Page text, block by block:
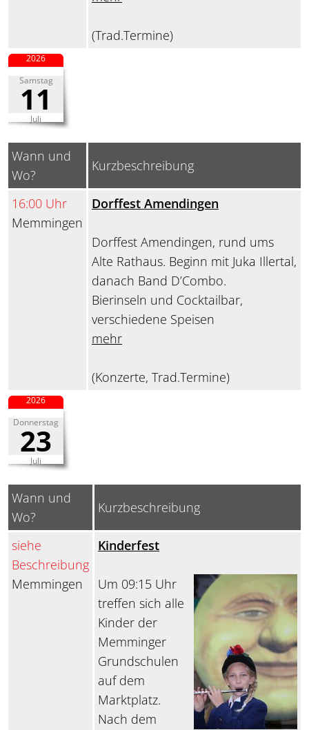
(Trad.Termine)
Samstag
11
Juli
2026
Wann und
Wo?
Kurzbeschreibung
16:00 Uhr
Memmingen
Dorffest Amendingen
Dorffest Amendingen, rund ums
Alte Rathaus. Beginn mit Juka Illertal,
danach Band D’Combo.
Bierinseln und Cocktailbar,
verschiedene Speisen
mehr
(Konzerte, Trad.Termine)
Donnerstag
23
Juli
2026
Wann und
Wo?
Kurzbeschreibung
siehe
Beschreibung
Memmingen
Kinderfest
Um 09:15 Uhr
treffen sich alle
Kinder der
Memminger
Grundschulen
auf dem
Marktplatz.
Nach dem